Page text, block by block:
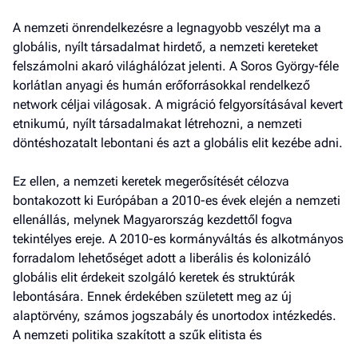
A nemzeti önrendelkezésre a legnagyobb veszélyt ma a
globális, nyílt társadalmat hirdető, a nemzeti kereteket
felszámolni akaró világhálózat jelenti. A Soros György-féle
korlátlan anyagi és humán erőforrásokkal rendelkező
network céljai világosak. A migráció felgyorsításával kevert
etnikumú, nyílt társadalmakat létrehozni, a nemzeti
döntéshozatalt lebontani és azt a globális elit kezébe adni.
Ez ellen, a nemzeti keretek megerősítését célozva
bontakozott ki Európában a 2010-es évek elején a nemzeti
ellenállás, melynek Magyarország kezdettől fogva
tekintélyes ereje. A 2010-es kormányváltás és alkotmányos
forradalom lehetőséget adott a liberális és kolonizáló
globális elit érdekeit szolgáló keretek és struktúrák
lebontására. Ennek érdekében született meg az új
alaptörvény, számos jogszabály és unortodox intézkedés.
A nemzeti politika szakított a szűk elitista és